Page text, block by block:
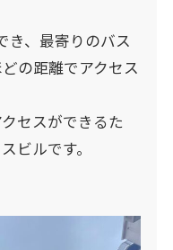
き、最寄りのバス
の距離でアクセス
セスができるた
ビルです。